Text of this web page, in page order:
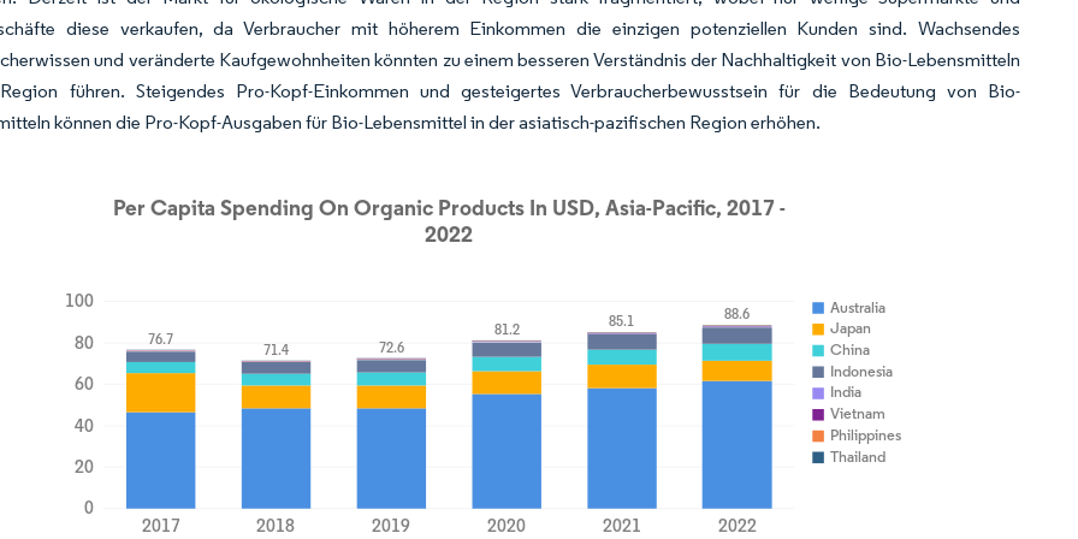
diese verkaufen, da Verbraucher mit höherem Einkommen die einzigen potenziellen Kunden sind. Wachsendes
und veränderte Kaufgewohnheiten könnten zu einem besseren Verständnis der Nachhaltigkeit von Bio-Lebensmitteln
führen. Steigendes Pro-Kopf-Einkommen und gesteigertes Verbraucherbewusstsein für die Bedeutung von Bio-
können die Pro-Kopf-Ausgaben für Bio-Lebensmittel in der asiatisch-pazifischen Region erhöhen.